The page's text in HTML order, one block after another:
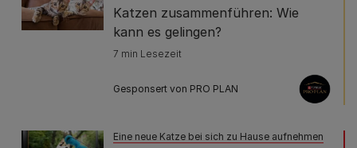
Katzen zusammenführen: Wie
kann es gelingen?
7 min Lesezeit
Gesponsert von PRO PLAN
Eine neue Katze bei sich zu Hause aufnehmen